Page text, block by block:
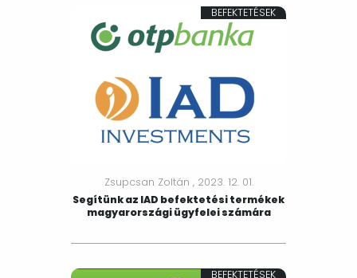
BEFEKTETÉSEK
Zsupcsan Zoltán , 2023. 12. 01.
Segítünk az IAD befektetési termékek
magyarországi ügyfelei számára
BEFEKTETÉSEK